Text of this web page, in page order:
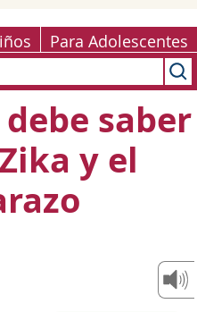
Para Adolescentes
saber
y el